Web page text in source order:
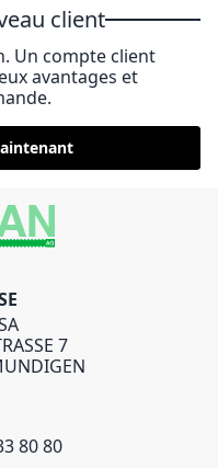
client
Un compte client
avantages et
7
80 80